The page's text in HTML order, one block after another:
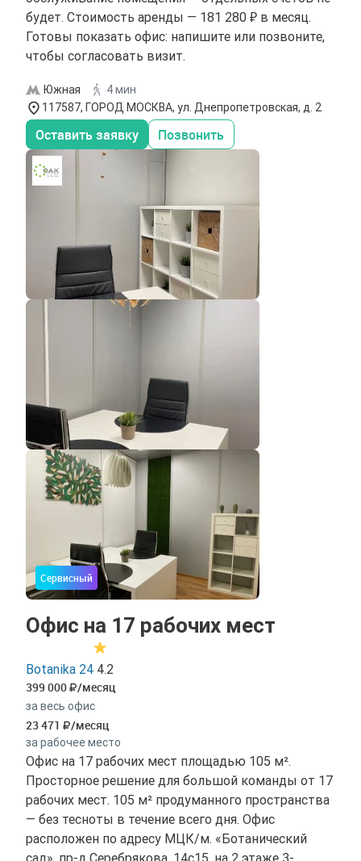
будет. Стоимость аренды — 181 280 ₽ в месяц.
Готовы показать офис: напишите или позвоните,
чтобы согласовать визит.
Южная
4 мин
117587, ГОРОД МОСКВА, ул. Днепропетровская, д. 2
Оставить заявку Позвонить
Сервисный
Офис на 17 рабочих мест
Botanika 24 4.2
399 000 /месяц
за весь офис
23 471 /месяц
за рабочее место
Офис на 17 рабочих мест площадью 105 м².
Просторное решение для большой команды от 17
рабочих мест. 105 м² продуманного пространства
— без тесноты в течение всего дня. Офис
расположен по адресу МЦК/м. «Ботанический
сад», пр-д Серебрякова, 14с15, на 2 этаже 3-